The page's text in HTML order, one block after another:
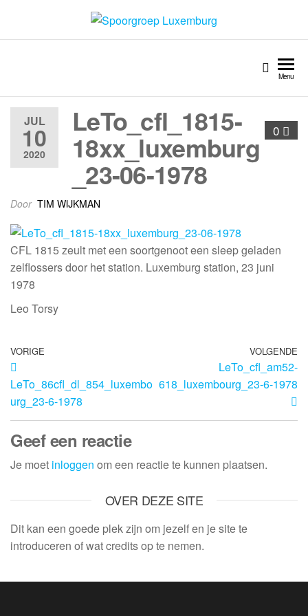
Spoorgroep Luxemburg
Menu
JUL
10
2020
0
LeTo_cfl_1815-
18xx_luxemburg
_23-06-1978
Door TIM WIJKMAN
CFL 1815 zeult met een soortgenoot een sleep geladen
zelflossers door het station. Luxemburg station, 23 juni
1978
Leo Torsy
VORIGE
LeTo_86cfl_dl_854_luxembo
urg_23-6-1978
VOLGENDE
LeTo_cfl_am52-
618_luxembourg_23-6-1978
Geef een reactie
Je moet inloggen om een reactie te kunnen plaatsen.
OVER DEZE SITE
Dit kan een goede plek zijn om jezelf en je site te
introduceren of wat credits op te nemen.